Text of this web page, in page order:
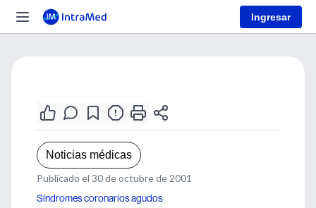
Ingresar
Noticias médicas
Publicado el 30 de octubre de 2001
Síndromes coronarios agudos